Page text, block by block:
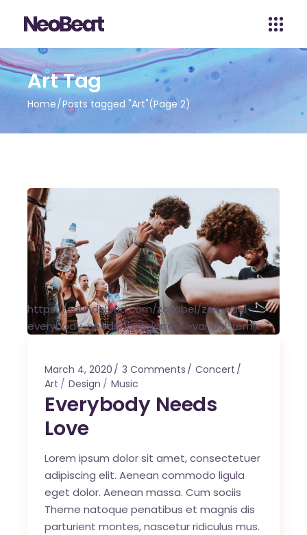
Art Tag
Home Posts tagged "Art"(Page 2)
https://soundcloud.com/zakabel/zak-abel-
everybody-needs-love-jarreau-vandal-remix
March 4, 2020 3 Comments
Concert
Art
Design Music
Everybody Needs
Love
Lorem ipsum dolor sit amet, consectetuer
adipiscing elit. Aenean commodo ligula
eget dolor. Aenean massa. Cum sociis
Theme natoque penatibus et magnis dis
parturient montes, nascetur ridiculus mus.